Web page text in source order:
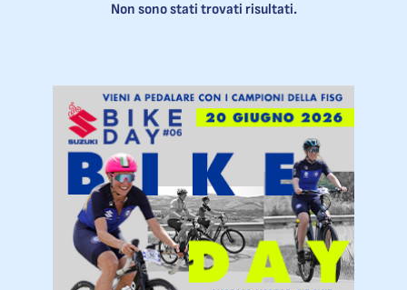
Non sono stati trovati risultati.